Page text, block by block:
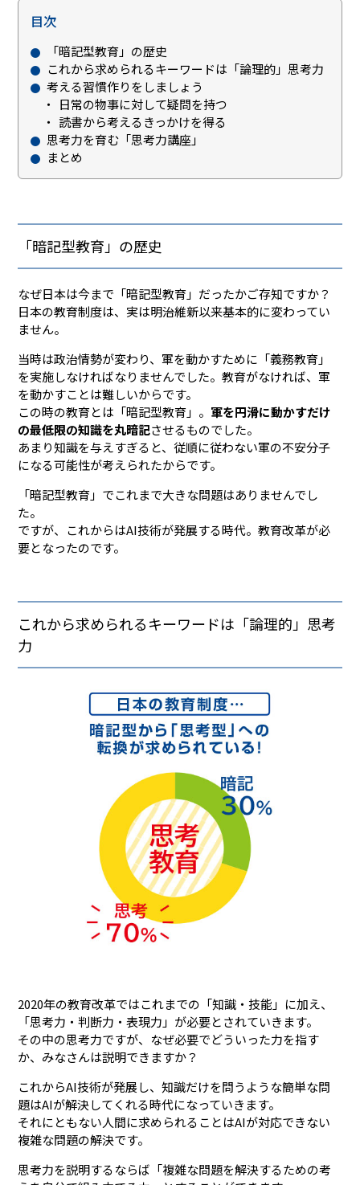
目次
「暗記型教育」の歴史
これから求められるキーワードは「論理的」思考力
考える習慣作りをしましょう
日常の物事に対して疑問を持つ
読書から考えるきっかけを得る
思考力を育む「思考力講座」
まとめ
「暗記型教育」の歴史
なぜ日本は今まで「暗記型教育」だったかご存知ですか？
日本の教育制度は、実は明治維新以来基本的に変わってい
ません。
当時は政治情勢が変わり、軍を動かすために「義務教育」
を実施しなければなりませんでした。教育がなければ、軍
を動かすことは難しいからです。
この時の教育とは「暗記型教育」。 軍を円滑に動かすだけ
の最低限の知識を丸暗記させるものでした。
あまり知識を与えすぎると、従順に従わない軍の不安分子
になる可能性が考えられたからです。
「暗記型教育」でこれまで大きな問題はありませんでし
た。
ですが、これからはAI技術が発展する時代。教育改革が必
要となったのです。
これから求められるキーワードは「論理的」思考
力
2020年の教育改革ではこれまでの「知識・技能」に加え、
「思考力・判断力・表現力」が必要とされていきます。
その中の思考力ですが、なぜ必要でどういった力を指す
か、みなさんは説明できますか？
これからAI技術が発展し、知識だけを問うような簡単な問
題はAIが解決してくれる時代になっていきます。
それにともない人間に求められることはAIが対応できない
複雑な問題の解決です。
思考力を説明するならば「複雑な問題を解決するための考